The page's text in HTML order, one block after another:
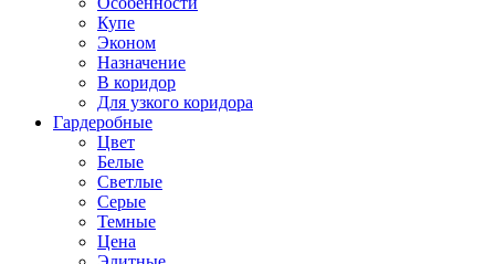
Купе
Эконом
Назначение
В коридор
Для узкого коридора
Гардеробные
Цвет
Белые
Светлые
Серые
Темные
Цена